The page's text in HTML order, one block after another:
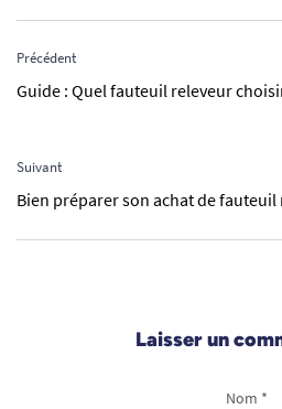
Précédent
Guide : Quel fauteuil releveur
Suivant
Bien préparer son achat de
Laisser un
Nom *